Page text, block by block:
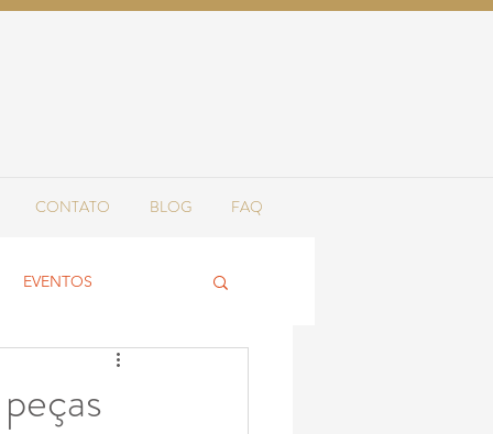
CONTATO BLOG FAQ
EVENTOS